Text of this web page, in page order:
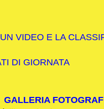
VIDEO E LA
DI GIORNATA
GALLERIA